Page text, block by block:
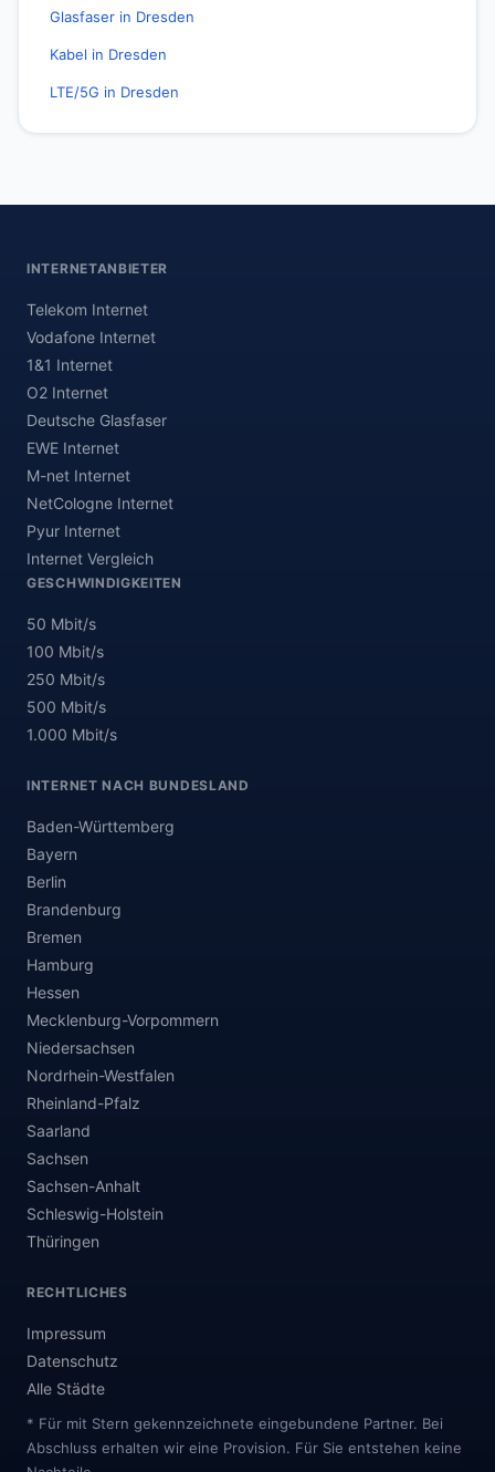
Glasfaser in Dresden
Kabel in Dresden
LTE/5G in Dresden
INTERNETANBIETER
Telekom Internet
Vodafone Internet
1&1 Internet
O2 Internet
Deutsche Glasfaser
EWE Internet
M-net Internet
NetCologne Internet
Pyur Internet
Internet Vergleich
GESCHWINDIGKEITEN
50 Mbit/s
100 Mbit/s
250 Mbit/s
500 Mbit/s
1.000 Mbit/s
INTERNET NACH BUNDESLAND
Baden-Württemberg
Bayern
Berlin
Brandenburg
Bremen
Hamburg
Hessen
Mecklenburg-Vorpommern
Niedersachsen
Nordrhein-Westfalen
Rheinland-Pfalz
Saarland
Sachsen
Sachsen-Anhalt
Schleswig-Holstein
Thüringen
RECHTLICHES
Impressum
Datenschutz
Alle Städte
* Für mit Stern gekennzeichnete eingebundene Partner. Bei
Abschluss erhalten wir eine Provision. Für Sie entstehen keine